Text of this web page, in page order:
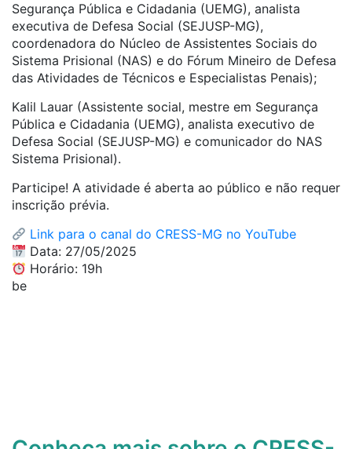
Segurança Pública e Cidadania (UEMG), analista
executiva de Defesa Social (SEJUSP-MG),
coordenadora do Núcleo de Assistentes Sociais do
Sistema Prisional (NAS) e do Fórum Mineiro de Defesa
das Atividades de Técnicos e Especialistas Penais);
Kalil Lauar (Assistente social, mestre em Segurança
Pública e Cidadania (UEMG), analista executivo de
Defesa Social (SEJUSP-MG) e comunicador do NAS
Sistema Prisional).
Participe! A atividade é aberta ao público e não requer
inscrição prévia.
Link para o canal do CRESS-MG no YouTube
Data: 27/05/2025
Horário: 19h
be